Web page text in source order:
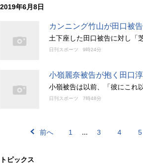
2019年6月8日
カンニング竹山が田口被
土下座した田口被告に対し「
日刊スポーツ 9時24分
小嶺麗奈被告が抱く田口
小嶺被告は以前、「彼にこれ
日刊スポーツ 7時48分
前へ 1 ... 3 4 5
トピックス